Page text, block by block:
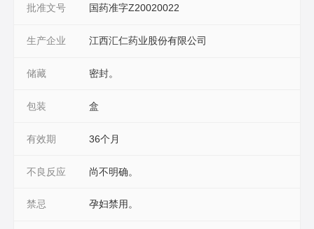
批准文号 国药准字Z20020022
生产企业 江西汇仁药业股份有限公司
储藏 密封。
包装 盒
有效期 36个月
不良反应 尚不明确。
禁忌 孕妇禁用。